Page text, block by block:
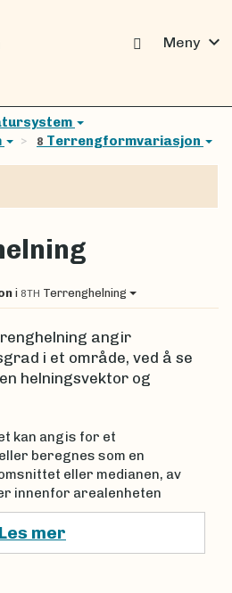
Meny expand_more
8 Terrengformvariasjon
i 8TH Terrenghelning
angir
i et område, ved å se
helningsvektor og
kan angis for et
beregnes som en
eller medianen, av
innenfor arealenheten
Les mer